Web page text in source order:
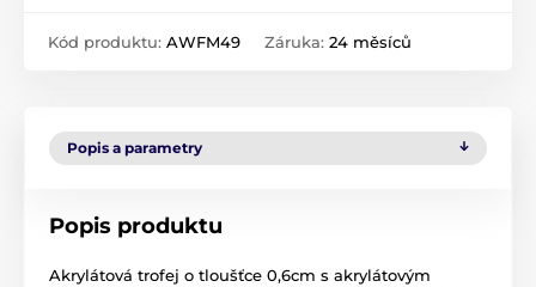
Kód produktu: AWFM49 Záruka: 24 měsíců
Popis a parametry
Popis produktu
Akrylátová trofej o tloušťce 0,6cm s akrylátovým